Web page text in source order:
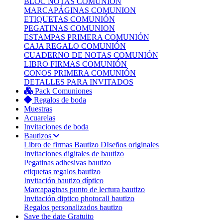
MARCAPÁGINAS COMUNION
ETIQUETAS COMUNIÓN
PEGATINAS COMUNION
ESTAMPAS PRIMERA COMUNIÓN
CAJA REGALO COMUNIÓN
CUADERNO DE NOTAS COMUNIÓN
LIBRO FIRMAS COMUNIÓN
CONOS PRIMERA COMUNIÓN
DETALLES PARA INVITADOS
Pack Comuniones
Regalos de boda
Muestras
Acuarelas
Invitaciones de boda
Bautizos
Libro de firmas Bautizo DIseños originales
Invitaciones digitales de bautizo
Pegatinas adhesivas bautizo
etiquetas regalos bautizo
Invitación bautizo díptico
Marcapaginas punto de lectura bautizo
Invitación diptico photocall bautizo
Regalos personalizados bautizo
Save the date Gratuito